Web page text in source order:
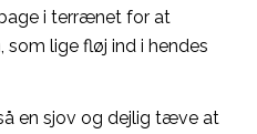
i terrænet for at
som lige fløj ind i hendes
en sjov og dejlig tæve at